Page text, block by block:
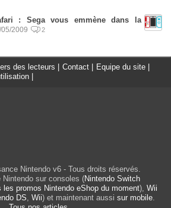
: Sega vous emmène dans la
05/2009 2
des lecteurs Contact Equipe du site
Nintendo v6 - Tous droits réservés.
Nintendo sur consoles (Nintendo Switch
les promos Nintendo eShop du moment), Wii
DS, Wii) et maintenant aussi sur mobile.